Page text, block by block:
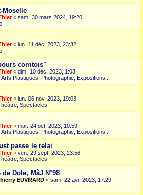
Moselle
« sam. 30 mars 2024, 19:20
« lun. 11 déc. 2023, 23:32
comtois"
« dim. 10 déc. 2023, 1:03
Plastiques, Photographie, Expositions...
« lun. 06 nov. 2023, 19:03
Spectacles
« mar. 24 oct. 2023, 10:59
Plastiques, Photographie, Expositions...
passe le relai
« ven. 29 sept. 2023, 23:56
Spectacles
Dole, MàJ N°98
EUVRARD « sam. 22 avr. 2023, 17:29